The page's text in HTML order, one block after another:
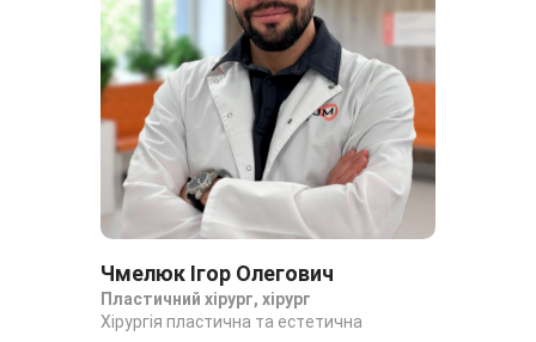
Чмелюк Ігор Олегович
Пластичний хірург, хірург
Хірургія пластична та естетична